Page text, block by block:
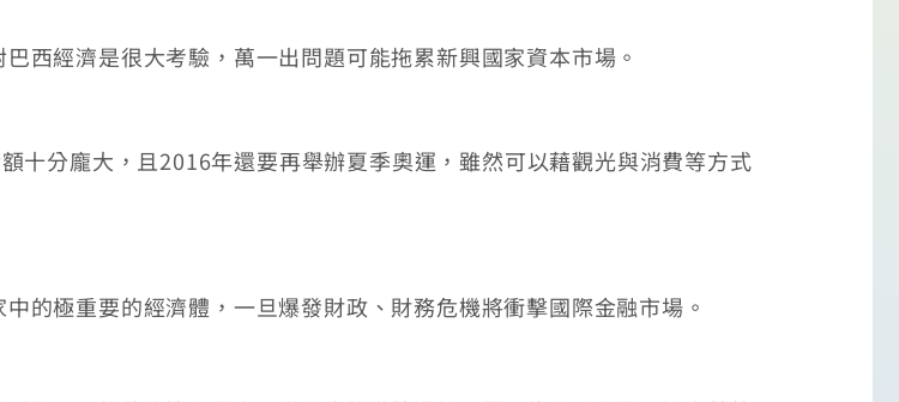
經濟是很大考驗，萬一出問題可能拖累新興國家資本市場。
分龐大，且2016年還要再舉辦夏季奧運，雖然可以藉觀光與消費等方式
極重要的經濟體，一旦爆發財政、財務危機將衝擊國際金融市場。